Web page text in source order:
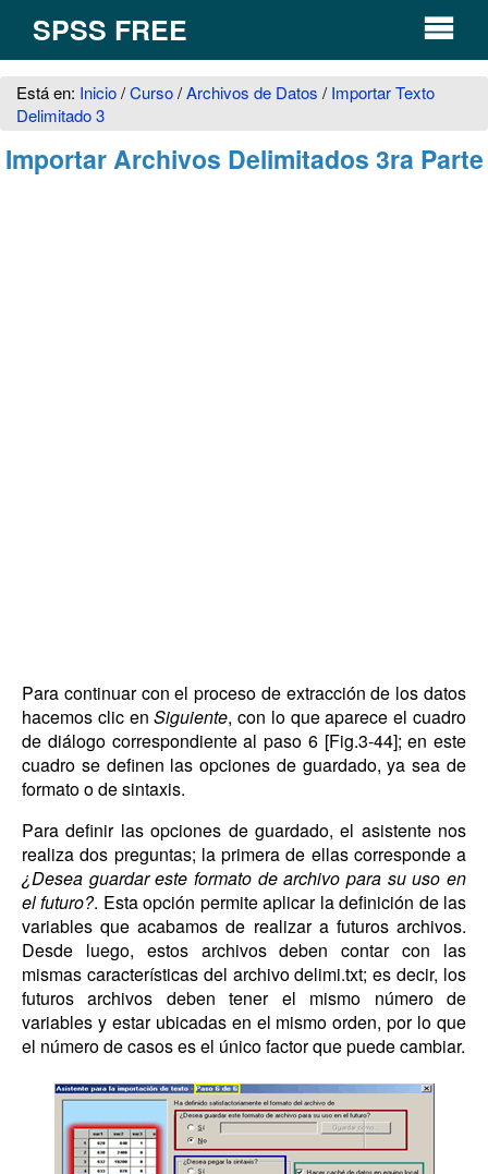
SPSS FREE
Está en: Inicio/Curso/Archivos de Datos / Importar Texto
Delimitado 3
Importar Archivos Delimitados 3ra Parte
Para continuar con el proceso de extracción de los datos
hacemos clic enSiguiente, con lo que aparece el cuadro
de diálogo correspondiente al paso 6 [Fig.3-44]; en este
cuadro se definen las opciones de guardado, ya sea de
formato o de sintaxis.
Para definir las opciones de guardado, el asistente nos
realiza dos preguntas; la primera de ellas corresponde a
¿Desea guardar este formato de archivo para su uso en
el futuro?. Esta opción permite aplicar la definición de las
variables que acabamos de realizar a futuros archivos.
Desde luego, estos archivos deben contar con las
mismas características del archivo delimi.txt; es decir, los
futuros archivos deben tener el mismo número de
variables y estar ubicadas en el mismo orden, por lo que
el número de casos es el único factor que puede cambiar.